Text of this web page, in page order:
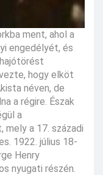
ment, ahol a
engedélyét, és
hogy elköt
néven, de
a régire. Észak
a
mely a 17. századi
1922. július 18-
Henry
nyugati részén.